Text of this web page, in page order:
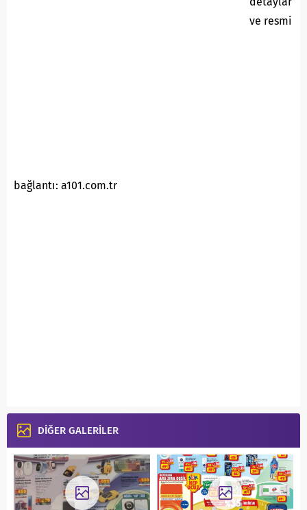
ve resmi
bağlantı: a101.com.tr
DİĞER GALERİLER